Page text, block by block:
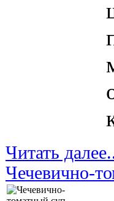
Читать
Чечевично-